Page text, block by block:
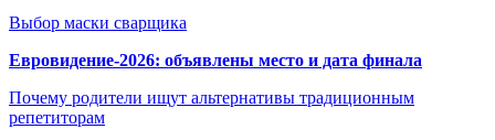
Выбор маски сварщика
Евровидение-2026: объявлены место и дата финала
Почему родители ищут альтернативы традиционным
репетиторам